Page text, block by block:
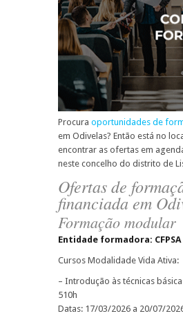
Procura oportunidades de
em Odivelas? Então está no
encontrar as ofertas em
neste concelho do distrito de
Ofertas de
financiada em
Formação modular
Entidade formadora: CFPSA
Cursos Modalidade Vida Ativa:
– Introdução às técnicas
510h
Datas: 17/03/2026 a 20/07/